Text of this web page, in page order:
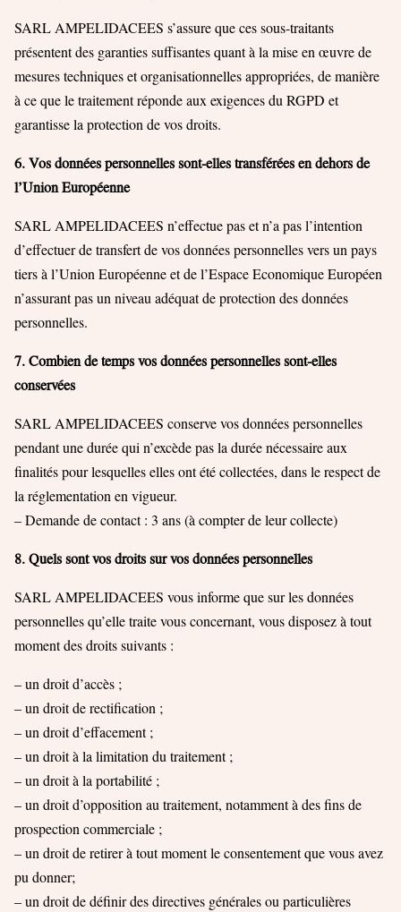
SARL AMPELIDACEES s’assure que ces sous-traitants
présentent des garanties suffisantes quant à la mise en œuvre de
mesures techniques et organisationnelles appropriées, de manière
à ce que le traitement réponde aux exigences du RGPD et
garantisse la protection de vos droits.
6. Vos données personnelles sont-elles transférées en dehors de
l’UnionEuropéenne
SARL AMPELIDACEES n’effectue pas et n’a pas l’intention
d’effectuer de transfert de vos données personnelles vers un pays
tiers à l’Union Européenne et de l’Espace Economique Européen
n’assurant pas un niveau adéquat de protection des données
personnelles.
7. Combien de temps vos données personnelles sont-elles
conservées
SARL AMPELIDACEES conserve vos données personnelles
pendant une durée qui n’excède pas la durée nécessaire aux
finalités pour lesquelles elles ont été collectées, dans le respect de
la réglementation en vigueur.
– Demande de contact : 3 ans (à compter de leur collecte)
8. Quels sont vos droits sur vos données personnelles
SARL AMPELIDACEES vous informe que sur les données
personnelles qu’elle traite vous concernant, vous disposez à tout
moment des droits suivants :
– un droit d’accès ;
– un droit de rectification ;
– un droit d’effacement ;
– un droit à la limitation du traitement ;
– un droit à la portabilité ;
– un droit d’opposition au traitement, notamment à des fins de
prospection commerciale ;
– un droit de retirer à tout moment le consentement que vous avez
pu donner;
– un droit de définir des directives générales ou particulières